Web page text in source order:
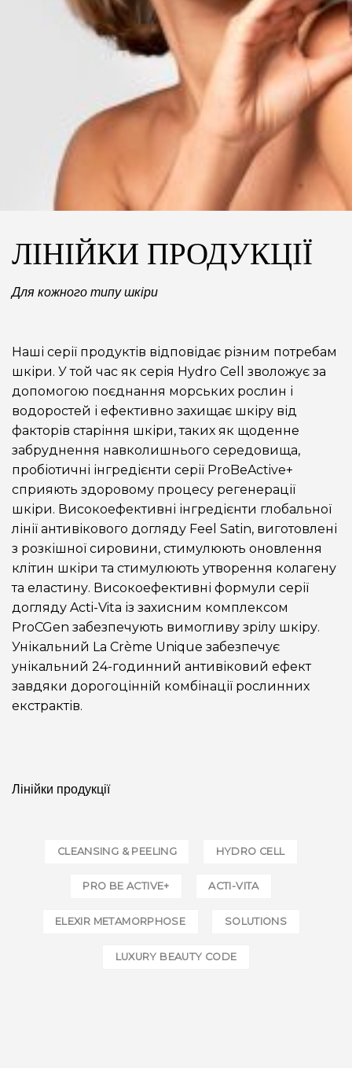
ЛІНІЙКИ ПРОДУКЦІЇ
Для кожного типу шкіри
Наші серії продуктів відповідає різним потребам
шкіри. У той час як серія Hydro Cell зволожує за
допомогою поєднання морських рослин і
водоростей і ефективно захищає шкіру від
факторів старіння шкіри, таких як щоденне
забруднення навколишнього середовища,
пробіотичні інгредієнти серії ProBeActive+
сприяють здоровому процесу регенерації
шкіри. Високоефективні інгредієнти глобальної
лінії антивікового догляду Feel Satin, виготовлені
з розкішної сировини, стимулюють оновлення
клітин шкіри та стимулюють утворення колагену
та еластину. Високоефективні формули серії
догляду Acti-Vita із захисним комплексом
ProCGen забезпечують вимогливу зрілу шкіру.
Унікальний La Crème Unique забезпечує
унікальний 24-годинний антивіковий ефект
завдяки дорогоцінній комбінації рослинних
екстрактів.
Лінійки продукції
CLEANSING & PEELING HYDRO CELL
PRO BE ACTIVE+ ACTI-VITA
ELEXIR METAMORPHOSE SOLUTIONS
LUXURY BEAUTY CODE